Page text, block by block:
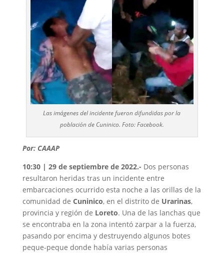
Las imágenes del incidente fueron difundidas por la
población de Cuninico. Foto: Facebook.
Por: CAAAP
10:30 | 29 de septiembre de 2022.- Dos personas
resultaron heridas tras un incidente entre
embarcaciones ocurrido esta noche a las orillas de la
comunidad de Cuninico, en el distrito de Urarinas,
provincia y región de Loreto. Una de las lanchas que
se encontraba en la zona intentó zarpar a la fuerza,
pasando por encima y destruyendo algunos botes
peque-peque donde había varias personas